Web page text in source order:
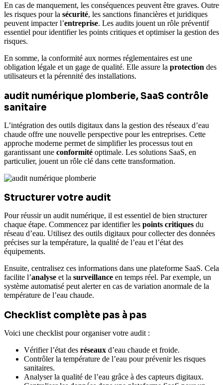
En cas de manquement, les conséquences peuvent être graves. Outre
les risques pour la sécurité, les sanctions financières et juridiques
peuvent impacter l’entreprise. Les audits jouent un rôle préventif
essentiel pour identifier les points critiques et optimiser la gestion des
risques.
En somme, la conformité aux normes réglementaires est une
obligation légale et un gage de qualité. Elle assure la protection des
utilisateurs et la pérennité des installations.
audit numérique plomberie, SaaS contrôle
sanitaire
L’intégration des outils digitaux dans la gestion des réseaux d’eau
chaude offre une nouvelle perspective pour les entreprises. Cette
approche moderne permet de simplifier les processus tout en
garantissant une conformité optimale. Les solutions SaaS, en
particulier, jouent un rôle clé dans cette transformation.
Structurer votre audit
Pour réussir un audit numérique, il est essentiel de bien structurer
chaque étape. Commencez par identifier les points critiques du
réseau d’eau. Utilisez des outils digitaux pour collecter des données
précises sur la température, la qualité de l’eau et l’état des
équipements.
Ensuite, centralisez ces informations dans une plateforme SaaS. Cela
facilite l’analyse et la surveillance en temps réel. Par exemple, un
système automatisé peut alerter en cas de variation anormale de la
température de l’eau chaude.
Checklist complète pas à pas
Voici une checklist pour organiser votre audit :
Vérifier l’état des réseaux d’eau chaude et froide.
Contrôler la température de l’eau pour prévenir les risques
sanitaires.
Analyser la qualité de l’eau grâce à des capteurs digitaux.